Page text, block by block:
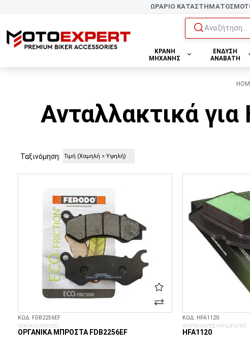
ΩΡΑΡΙΟ ΚΑΤΑΣΤΗΜΑΤΟΣ
Αναζήτηση...
ΚΡΑΝΗ
ΜΗΧΑΝΗΣ
ΕΝΔΥΣΗ
ΑΝΑΒΑΤΗ
Ανταλλακτικά
Ταξινόμηση:
ΚΩΔ. FDB2256EF
ΤΑΚΑΚΙΑ FERODO
ΟΡΓΑΝΙΚΆ ΜΠΡΟΣΤΆ FDB2256EF
ΚΩΔ. HFA1120
ΦΙΛΤΡΟ ΑΕΡΟΣ HIFLOFILTRO
HFA1120